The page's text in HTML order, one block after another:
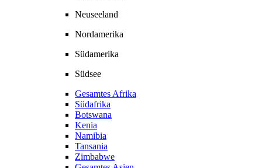
Neuseeland
Nordamerika
Südamerika
Südsee
Gesamtes Afrika
Südafrika
Botswana
Kenia
Namibia
Tansania
Zimbabwe